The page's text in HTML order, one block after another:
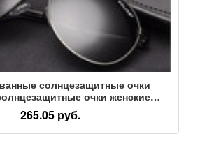
солнцезащитные очки
очки женские
очки с защитой от
в большой оправе бренд toad
2025 новинка 8480
265.05 руб.